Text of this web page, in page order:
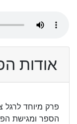
אודות
פרק מיוחד
הספר ומגישת